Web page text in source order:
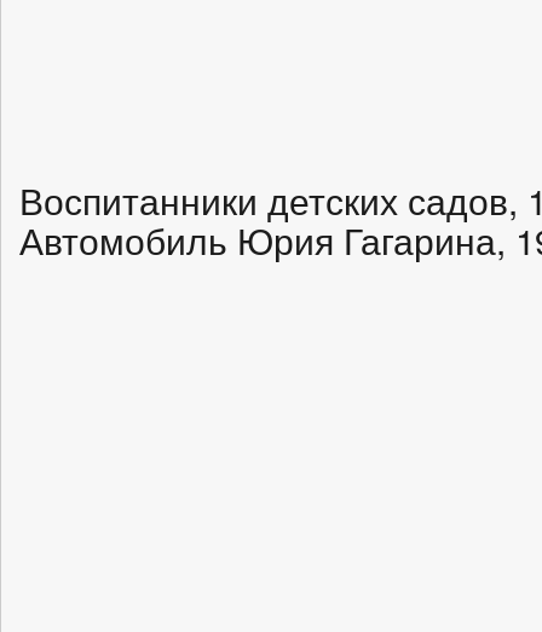
Воспитанники детских садов,
Автомобиль Юрия Гагарина,